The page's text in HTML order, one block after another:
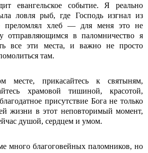
евангельское событие. Я реально
ловля рыб, где Господь изгнал из
преломлял хлеб — для меня это не
отправляющимся в паломничество я
все эти места, и важно не просто
там.
месте, прикасайтесь к святыням,
храмовой тишиной, красотой,
присутствие Бога не только
жизни в этот неповторимый момент,
душой, сердцем и умом.
много благоговейных паломников, но